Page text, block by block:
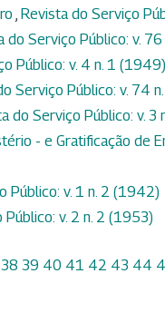
Revista do Serviço
do Serviço Público: v.
Público: v. 4 n. 1 (1949)
Serviço Público: v. 74
do Serviço Público: v. 3
- e Gratificação de
Público: v. 1 n. 2 (1942)
v. 2 n. 2 (1953)
38 39 40 41 42 43 44